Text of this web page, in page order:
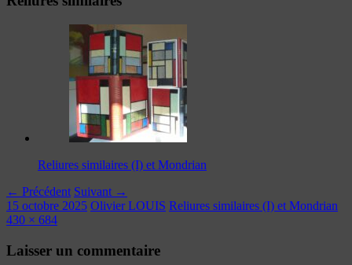
Reliures similaires (I) et Mondrian
← Précédent Suivant →
15 octobre 2025 Olivier LOUIS Reliures similaires (I) et Mondrian
430 × 684
Laisser un commentaire